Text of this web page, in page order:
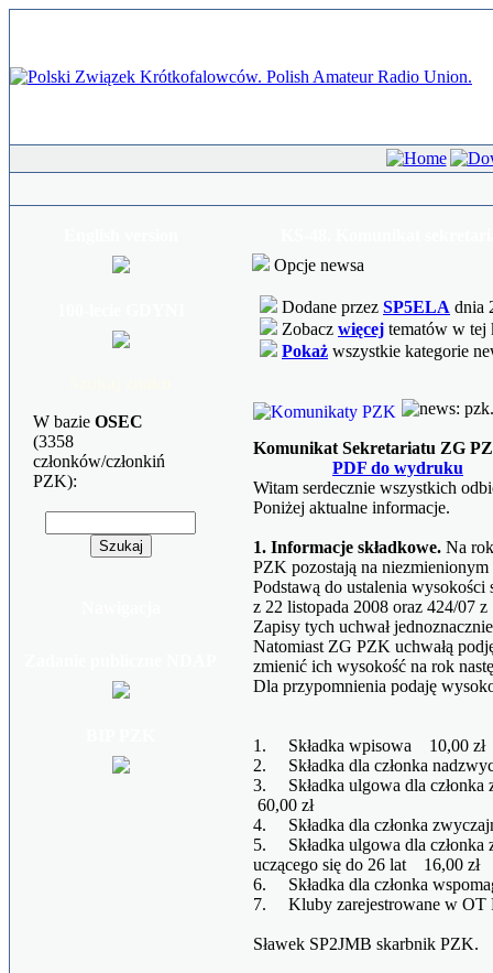
W bazie OSEC
(3358
członków/członkiń
PZK):
Opcje newsa
Dodane przez SP5ELA dnia
Zobacz więcej tematów w tej
Pokaż wszystkie kategorie
Komunikat Sekretariatu ZG
PDF do wydruku
Witam serdecznie wszystkich
Poniżej aktualne informacje.
1. Informacje składkowe. Na
PZK pozostają na
Podstawą do ustalenia wysokości
z 22 listopada 2008 oraz 424/07
Zapisy tych uchwał
Natomiast ZG PZK uchwałą
zmienić ich wysokość na rok
Dla przypomnienia podaję
1. Składka wpisowa
2. Składka dla członka
3. Składka ulgowa dla
60,00 zł
4. Składka dla członka
5. Składka ulgowa dla członka
uczącego się do 26 lat
6. Składka dla członka
7. Kluby zarejestrowane w
Sławek SP2JMB skarbnik PZK.